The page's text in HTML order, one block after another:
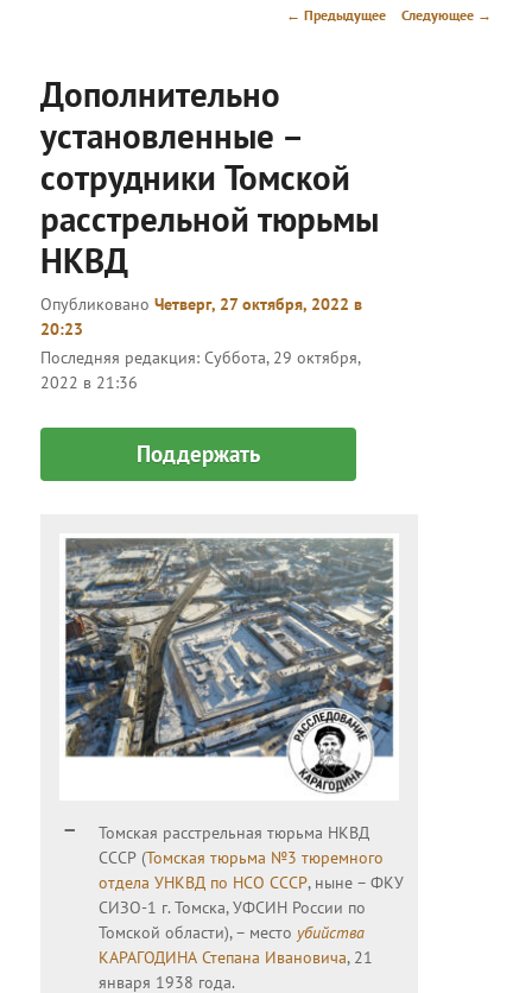
Навигация
← Предыдущее Следующее →
Дополнительно
установленные –
сотрудники Томской
расстрельной тюрьмы
НКВД
ОпубликованоЧетверг, 27 октября, 2022 в
20:23
Последняя редакция: Суббота, 29 октября,
2022 в 21:36
Поддержать
Томская расстрельная тюрьма НКВД
СССР (Томская тюрьма №3 тюремного
отдела УНКВД по НСО СССР, ныне – ФКУ
СИЗО-1 г. Томска, УФСИН России по
Томской области), – место убийства
КАРАГОДИНА Степана Ивановича, 21
января 1938 года.